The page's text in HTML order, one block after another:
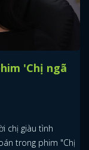
'Chị ngã
chị giàu tình
trong phim "Chị